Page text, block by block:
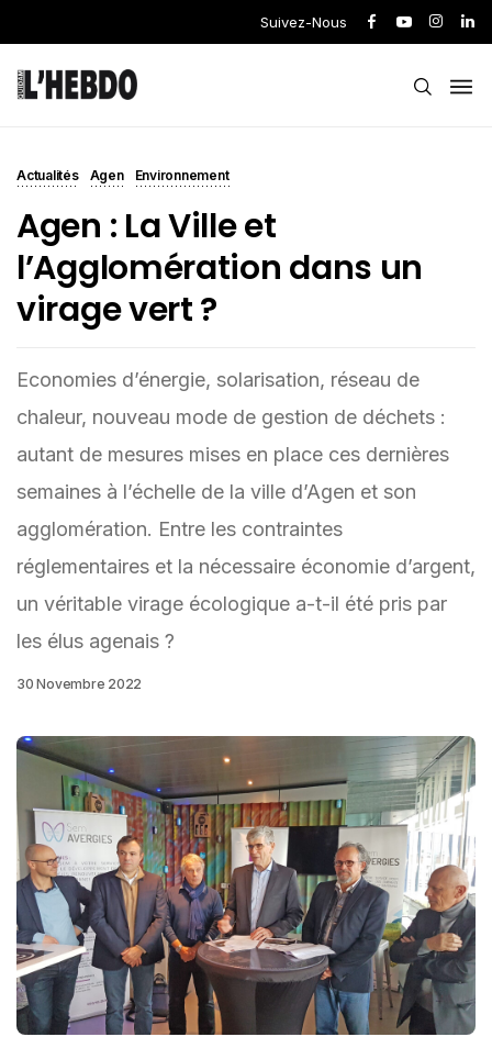
Suivez-Nous
Actualités Agen Environnement
Agen : La Ville et
l’Agglomération dans un
virage vert ?
Economies d’énergie, solarisation, réseau de
chaleur, nouveau mode de gestion de déchets :
autant de mesures mises en place ces dernières
semaines à l’échelle de la ville d’Agen et son
agglomération. Entre les contraintes
réglementaires et la nécessaire économie d’argent,
un véritable virage écologique a-t-il été pris par
les élus agenais ?
30 Novembre 2022